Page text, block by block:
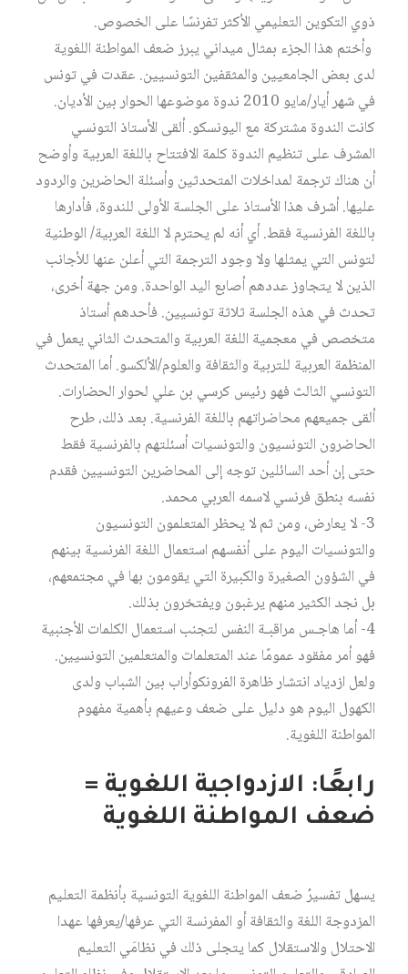
ذوي التكوين التعليمي الأكثر تفرنسًا على الخصوص.
وأختم هذا الجزء بمثال ميداني يبرز ضعف المواطنة اللغوية
لدى بعض الجامعيين والمثقفين التونسيين. عقدت في تونس
في شهر أيار/مايو 2010 ندوة موضوعها الحوار بين الأديان.
كانت الندوة مشتركة مع اليونسكو. ألقى الأستاذ التونسي
المشرف على تنظيم الندوة كلمة الافتتاح باللغة العربية وأوضح
أن هناك ترجمة لمداخلات المتحدثين وأسئلة الحاضرين والردود
عليها. أشرف هذا الأستاذ على الجلسة الأولى للندوة، فأدارها
باللغة الفرنسية فقط. أي أنه لم يحترم لا اللغة العربية/ الوطنية
لتونس التي يمثلها ولا وجود الترجمة التي أعلن عنها للأجانب
الذين لا يتجاوز عددهم أصابع اليد الواحدة. ومن جهة أخرى،
تحدث في هذه الجلسة ثلاثة تونسيين. فأحدهم أستاذ
متخصص في معجمية اللغة العربية والمتحدث الثاني يعمل في
المنظمة العربية للتربية والثقافة والعلوم/الألكسو. أما المتحدث
التونسي الثالث فهو رئيس كرسي بن علي لحوار الحضارات.
ألقى جميعهم محاضراتهم باللغة الفرنسية. بعد ذلك، طرح
الحاضرون التونسيون والتونسيات أسئلتهم بالفرنسية فقط
حتى إن أحد السائلين توجه إلى المحاضرين التونسيين فقدم
نفسه بنطق فرنسي لاسمه العربي محمد.
3- لا يعارض، ومن ثم لا يحظر المتعلمون التونسيون
والتونسيات اليوم على أنفسهم استعمال اللغة الفرنسية بينهم
في الشؤون الصغيرة والكبيرة التي يقومون بها في مجتمعهم،
بل نجد الكثير منهم يرغبون ويفتخرون بذلك.
4- أما هاجـس مراقبـة النفس لتجنب استعمال الكلمات الأجنبية
فهو أمر مفقود عمومًا عند المتعلمات والمتعلمين التونسيين.
ولعل ازدياد انتشار ظاهرة الفرونكوأراب بين الشباب ولدى
الكهول اليوم هو دليل على ضعف وعيهم بأهمية مفهوم
المواطنة اللغوية.
رابعًا: الازدواجية اللغوية =
ضعف المواطنة اللغوية
يسهل تفسيرُ ضعف المواطنة اللغوية التونسية بأنظمة التعليم
المزدوجة اللغة والثقافة أو المفرنسة التي عرفها/يعرفها عهدا
الاحتلال والاستقلال كما يتجلى ذلك في نظامَي التعليم